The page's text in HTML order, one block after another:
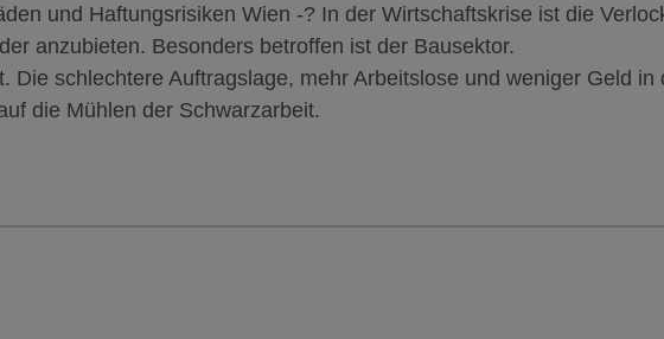
und Haftungsrisiken Wien -? In der Wirtschaftskrise ist die
anzubieten. Besonders betroffen ist der Bausektor.
Die schlechtere Auftragslage, mehr Arbeitslose und weniger Geld in
die Mühlen der Schwarzarbeit.